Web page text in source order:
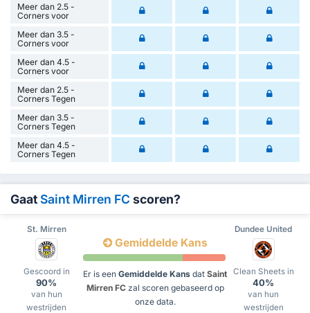
Meer dan 2.5 -
Corners voor
Meer dan 3.5 -
Corners voor
Meer dan 4.5 -
Corners voor
Meer dan 2.5 -
Corners Tegen
Meer dan 3.5 -
Corners Tegen
Meer dan 4.5 -
Corners Tegen
GaatSaint Mirren FC scoren?
St. Mirren Dundee United
Gescoord in
90%
van hun
westrijden
Gemiddelde Kans
Er is een Gemiddelde Kans dat Saint
Mirren FCzal scoren gebaseerd op
onze data.
Clean Sheets in
40%
van hun
westrijden